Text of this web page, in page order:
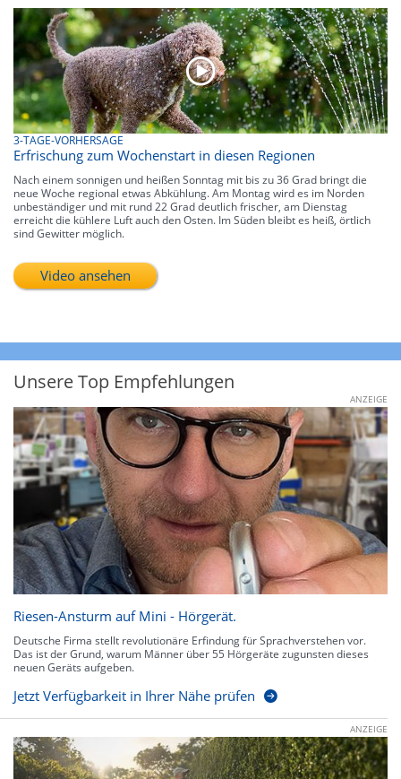
3-TAGE-VORHERSAGE
Erfrischung zum Wochenstart in diesen Regionen
Nach einem sonnigen und heißen Sonntag mit bis zu 36 Grad bringt die
neue Woche regional etwas Abkühlung. Am Montag wird es im Norden
unbeständiger und mit rund 22 Grad deutlich frischer, am Dienstag
erreicht die kühlere Luft auch den Osten. Im Süden bleibt es heiß, örtlich
sind Gewitter möglich.
Video ansehen
Unsere Top Empfehlungen
ANZEIGE
Riesen-Ansturm auf Mini - Hörgerät.
Deutsche Firma stellt revolutionäre Erfindung für Sprachverstehen vor.
Das ist der Grund, warum Männer über 55 Hörgeräte zugunsten dieses
neuen Geräts aufgeben.
Jetzt Verfügbarkeit in Ihrer Nähe prüfen
ANZEIGE